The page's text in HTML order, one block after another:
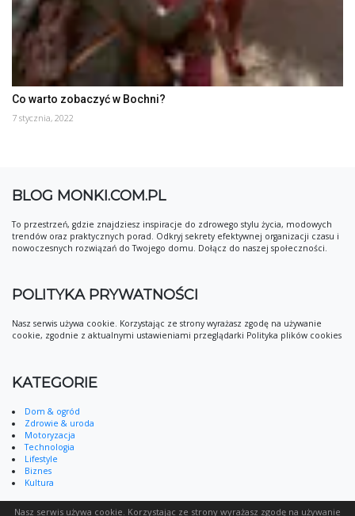
Co warto zobaczyć w Bochni?
7 stycznia, 2022
BLOG MONKI.COM.PL
To przestrzeń, gdzie znajdziesz inspiracje do zdrowego stylu życia, modowych
trendów oraz praktycznych porad. Odkryj sekrety efektywnej organizacji czasu i
nowoczesnych rozwiązań do Twojego domu. Dołącz do naszej społeczności.
POLITYKA PRYWATNOŚCI
Nasz serwis używa cookie. Korzystając ze strony wyrażasz zgodę na używanie
cookie, zgodnie z aktualnymi ustawieniami przeglądarki Polityka plików cookies
KATEGORIE
Dom & ogród
Zdrowie & uroda
Motoryzacja
Technologia
Lifestyle
Biznes
Kultura
Nasz serwis używa cookie. Korzystając ze strony wyrażasz zgodę na używanie